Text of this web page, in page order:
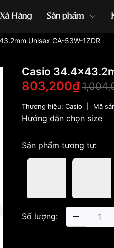
Xả Hàng Sản phẩm
Unisex CA-53W-1ZDR
Casio
803,200₫
Thương hiệu: Casio Mã
Hướng dẫn chọn size
Sản phẩm tương tự:
Số lượng: